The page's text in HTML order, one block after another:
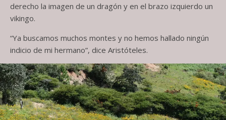
derecho la imagen de un dragón y en el brazo izquierdo un
vikingo.
“Ya buscamos muchos montes y no hemos hallado ningún
indicio de mi hermano”, dice Aristóteles.